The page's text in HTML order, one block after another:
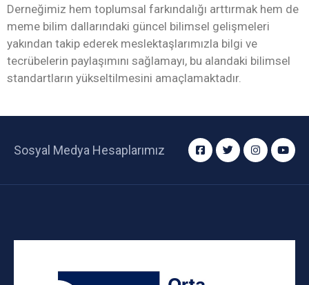
Derneğimiz hem toplumsal farkındalığı arttırmak hem de
meme bilim dallarındaki güncel bilimsel gelişmeleri
yakından takip ederek meslektaşlarımızla bilgi ve
tecrübelerin paylaşımını sağlamayı, bu alandaki bilimsel
standartların yükseltilmesini amaçlamaktadır.
Sosyal Medya Hesaplarımız